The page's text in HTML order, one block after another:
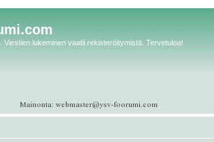
lukeminen vaatii rekisteröitymistä. Tervetuloa!